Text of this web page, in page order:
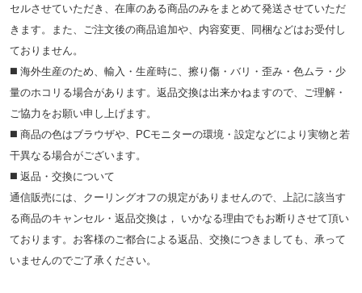
セルさせていただき、在庫のある商品のみをまとめて発送させていただ
きます。また、ご注文後の商品追加や、内容変更、同梱などはお受付し
ておりません。
◼️ 海外⽣産のため、輸⼊・⽣産時に、擦り傷・バリ・歪み・色ムラ・少
量のホコリる場合があります。返品交換は出来かねますので、ご理解・
ご協⼒をお願い申し上げます。
◼️ 商品の⾊はブラウザや、PCモニターの環境・設定などにより実物と若
⼲異なる場合がございます。
◼️ 返品・交換について
通信販売には、クーリングオフの規定がありませんので、上記に該当す
る商品のキャンセル・返品交換は， いかなる理由でもお断りさせて頂い
ております。お客様のご都合による返品、交換につきましても、承って
いませんのでご了承ください。